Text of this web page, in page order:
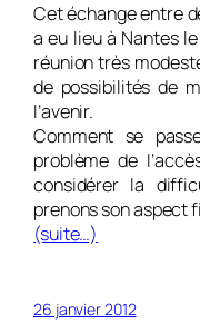
Cet échange entre
a eu lieu à Nantes
réunion très
de possibilités de
l’avenir.
Comment se
problème de
considérer la
prenons son aspect
(suite…)
26 janvier 2012